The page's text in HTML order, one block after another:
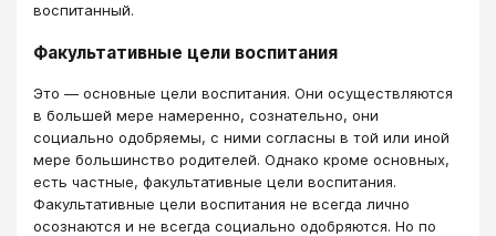
воспитанный.
Факультативные цели воспитания
Это — основные цели воспитания. Они осуществляются
в большей мере намеренно, сознательно, они
социально одобряемы, с ними согласны в той или иной
мере большинство родителей. Однако кроме основных,
есть частные, факультативные цели воспитания.
Факультативные цели воспитания не всегда лично
осознаются и не всегда социально одобряются. Но по